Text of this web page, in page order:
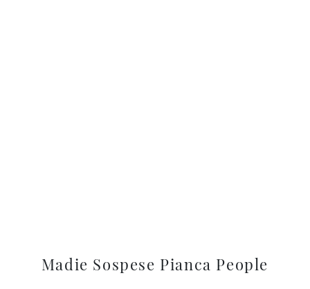
Madie Sospese Pianca People